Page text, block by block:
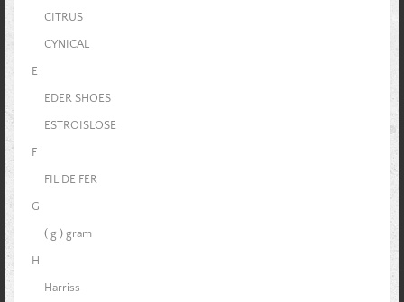
CITRUS
CYNICAL
E
EDER SHOES
ESTROISLOSE
F
FIL DE FER
G
( g ) gram
H
Harriss